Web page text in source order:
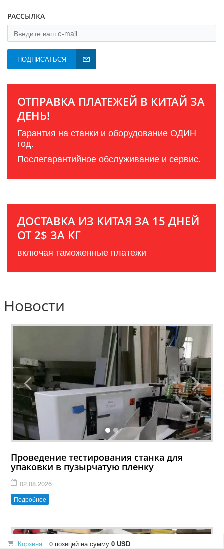
РАССЫЛКА
ПОДПИСАТЬСЯ
ОТПРАВКА ПЛАТЕЖЕЙ В КИТАЙ ЗА
ДЕНЬ!
Гарантия на станки и оборудование ОДИН
год.
Послегарантийное обслуживание и сервис.
ДОСТАВКА ИЗ КИТАЯ ЗА 15 ДНЕЙ
ОТ 2$ ЗА КГ
включая таможенные платежи
Новости
Проведение тестирования станка для
упаковки в пузырчатую пленку
02.08.2026
Подробнее
Корзина 0 позиций на сумму 0 USD